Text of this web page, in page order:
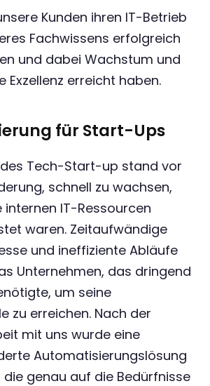
Kunden ihren IT-Betrieb
Fachwissens erfolgreich
und dabei Wachstum und
Exzellenz erreicht haben.
für Start-Ups
Tech-Start-up stand vor
schnell zu wachsen,
IT-Ressourcen
waren. Zeitaufwändige
und ineffiziente Abläufe
Unternehmen, das dringend
um seine
zu erreichen. Nach der
mit uns wurde eine
Automatisierungslösung
genau auf die Bedürfnisse